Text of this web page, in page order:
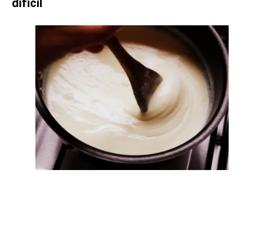
difícil